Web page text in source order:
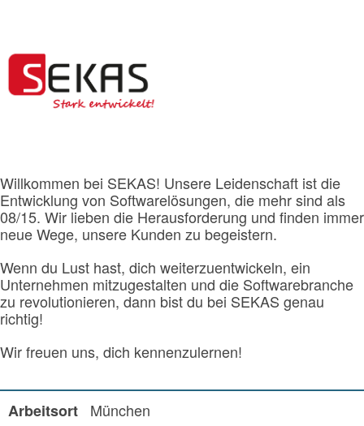
Willkommen bei SEKAS! Unsere Leidenschaft ist die
Entwicklung von Softwarelösungen, die mehr sind als
08/15. Wir lieben die Herausforderung und finden immer
neue Wege, unsere Kunden zu begeistern.
Wenn du Lust hast, dich weiterzuentwickeln, ein
Unternehmen mitzugestalten und die Softwarebranche
zu revolutionieren, dann bist du bei SEKAS genau
richtig!
Wir freuen uns, dich kennenzulernen!
München